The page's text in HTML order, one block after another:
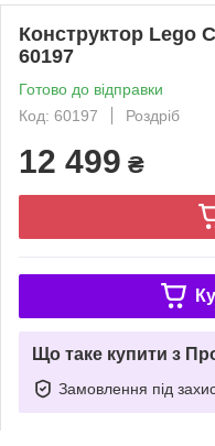
Конструктор Lego
60197
Готово до відправки
Код: 60197
Роздріб
12 499 ₴
Що таке купити з
Замовлення під